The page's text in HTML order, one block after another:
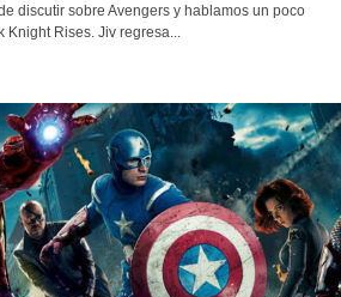
discutir sobre Avengers y hablamos un poco
Rises. Jiv regresa...